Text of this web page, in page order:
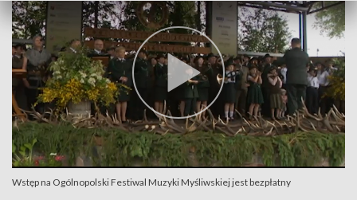
Wstęp na Ogólnopolski Festiwal Muzyki Myśliwskiej jest bezpłatny